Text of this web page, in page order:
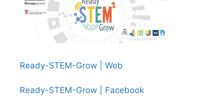
šestih
razreda
Ready-STEM-Grow | Web
Ready-STEM-Grow | Facebook